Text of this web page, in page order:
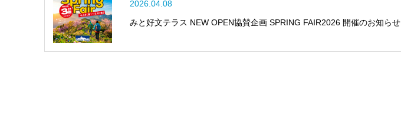
2026.04.08
みと好文テラス NEW OPEN協賛企画 SPRING FAIR2026 開催のお知らせ